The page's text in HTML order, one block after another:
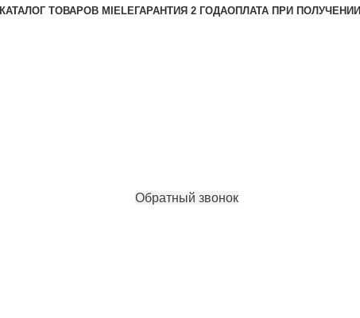
КАТАЛОГ ТОВАРОВ MIELEГАРАНТИЯ 2 ГОДАОПЛАТА ПРИ ПОЛУЧЕНИИ
Обратный звонок